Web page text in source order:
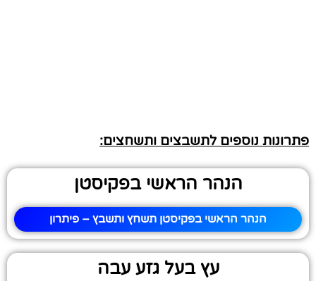
פתרונות נוספים לתשבצים ותשחצים:
הנהר הראשי בפקיסטן
הנהר הראשי בפקיסטן תשחץ ותשבץ – פיתרון
עץ בעל גזע עבה